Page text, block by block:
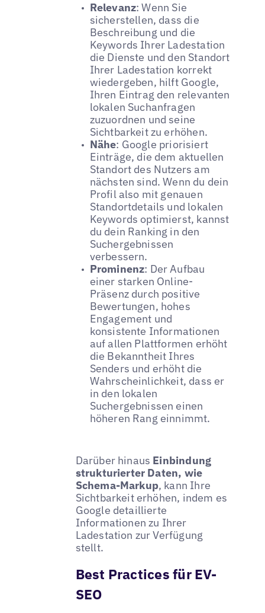
Relevanz: Wenn Sie
sicherstellen, dass die
Beschreibung und die
Keywords Ihrer Ladestation
die Dienste und den Standort
Ihrer Ladestation korrekt
wiedergeben, hilft Google,
Ihren Eintrag den relevanten
lokalen Suchanfragen
zuzuordnen und seine
Sichtbarkeit zu erhöhen.
Nähe: Google priorisiert
Einträge, die dem aktuellen
Standort des Nutzers am
nächsten sind. Wenn du dein
Profil also mit genauen
Standortdetails und lokalen
Keywords optimierst, kannst
du dein Ranking in den
Suchergebnissen
verbessern.
Prominenz: Der Aufbau
einer starken Online-
Präsenz durch positive
Bewertungen, hohes
Engagement und
konsistente Informationen
auf allen Plattformen erhöht
die Bekanntheit Ihres
Senders und erhöht die
Wahrscheinlichkeit, dass er
in den lokalen
Suchergebnissen einen
höheren Rang einnimmt.
Darüber hinaus Einbindung
strukturierter Daten, wie
Schema-Markup, kann Ihre
Sichtbarkeit erhöhen, indem es
Google detaillierte
Informationen zu Ihrer
Ladestation zur Verfügung
stellt.
Best Practices für EV-
SEO